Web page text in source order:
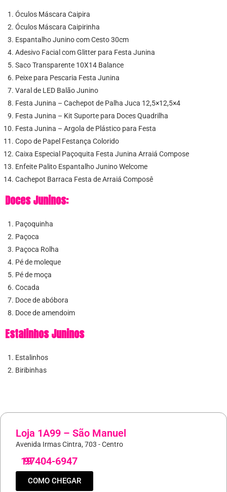
Óculos Máscara Caipira
Óculos Máscara Caipirinha
Espantalho Junino com Cesto 30cm
Adesivo Facial com Glitter para Festa Junina
Saco Transparente 10X14 Balance
Peixe para Pescaria Festa Junina
Varal de LED Balão Junino
Festa Junina – Cachepot de Palha Juca 12,5×12,5×4
Festa Junina – Kit Suporte para Doces Quadrilha
Festa Junina – Argola de Plástico para Festa
Copo de Papel Festança Colorido
Caixa Especial Paçoquita Festa Junina Arraiá Compose
Enfeite Palito Espantalho Junino Welcome
Cachepot Barraca Festa de Arraiá Composê
Doces Juninos:
Paçoquinha
Paçoca
Paçoca Rolha
Pé de moleque
Pé de moça
Cocada
Doce de abóbora
Doce de amendoim
Estalinhos Juninos
Estalinhos
Biribinhas
Loja 1A99 – São Manuel
Avenida Irmas Cintra, 703 - Centro
19
97404-6947
COMO CHEGAR